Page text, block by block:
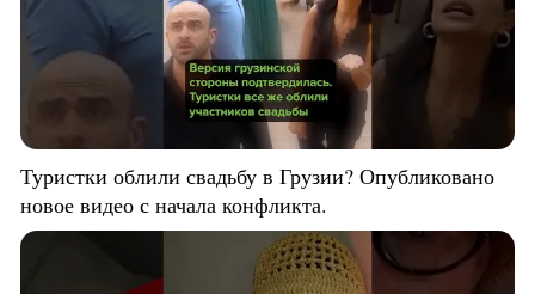
Туристки облили свадьбу в Грузии? Опубликовано
новое видео с начала конфликта.